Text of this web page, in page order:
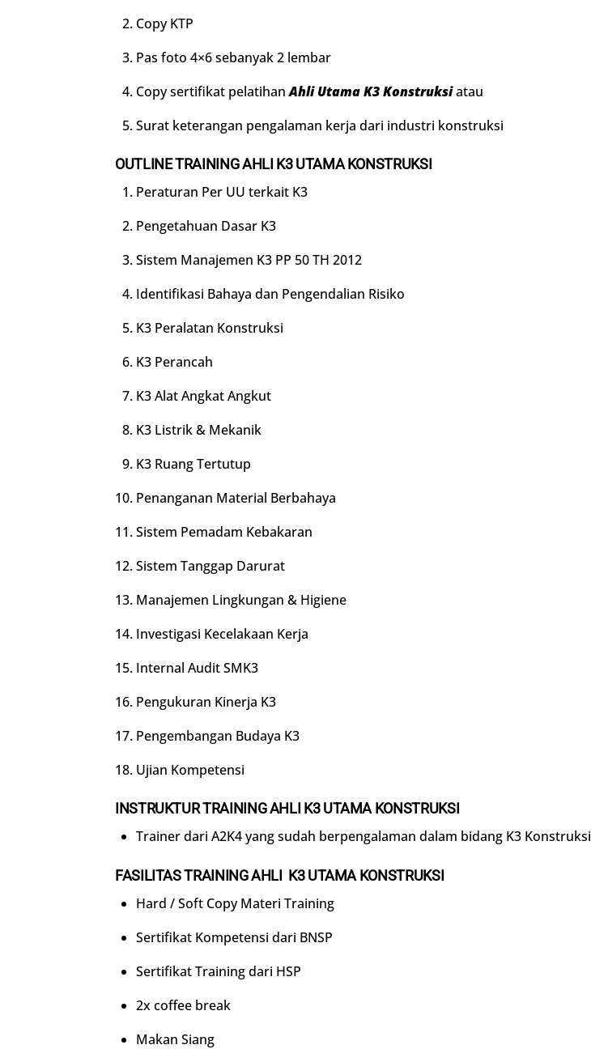
Copy KTP
Pas foto 4×6 sebanyak 2 lembar
Copy sertifikat pelatihanAhli Utama K3 Konstruksiatau
Surat keterangan pengalaman kerja dari industri konstruksi
OUTLINETRAININGAHLI K3 UTAMA KONSTRUKSI
Peraturan Per UU terkait K3
Pengetahuan Dasar K3
Sistem Manajemen K3 PP 50 TH 2012
Identifikasi Bahaya dan Pengendalian Risiko
K3 Peralatan Konstruksi
K3 Perancah
K3 Alat Angkat Angkut
K3 Listrik & Mekanik
K3 Ruang Tertutup
Penanganan Material Berbahaya
Sistem Pemadam Kebakaran
Sistem Tanggap Darurat
Manajemen Lingkungan & Higiene
Investigasi Kecelakaan Kerja
Internal Audit SMK3
Pengukuran Kinerja K3
Pengembangan Budaya K3
Ujian Kompetensi
INSTRUKTUR TRAININGAHLI K3 UTAMA KONSTRUKSI
Trainer dari A2K4 yang sudah berpengalaman dalam bidang K3 Konstruksi
FASILITASTRAININGAHLI K3 UTAMA KONSTRUKSI
Hard / Soft Copy Materi Training
Sertifikat Kompetensi dari BNSP
Sertifikat Training dari HSP
2x coffee break
Makan Siang